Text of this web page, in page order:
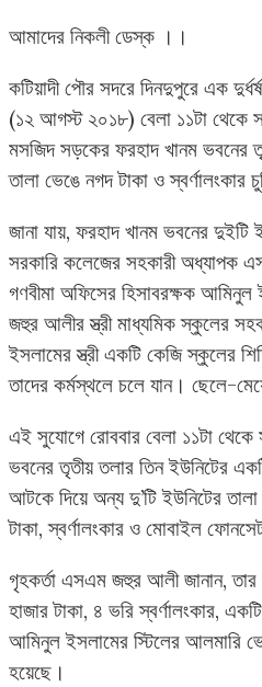
আমাদের নিকলী ডেস্ক ।।
কটিয়াদী পৌর সদরে দিনদুপুরে এক
(১২ আগস্ট ২০১৮) বেলা ১১টা থেকে
মসজিদ সড়কের ফরহাদ খানম ভবনের
তালা ভেঙে নগদ টাকা ও স্বর্ণালংকার
জানা যায়, ফরহাদ খানম ভবনের দুইটি
সরকারি কলেজের সহকারী অধ্যাপক
গণবীমা অফিসের হিসাবরক্ষক
জহুর আলীর স্ত্রী মাধ্যমিক স্কুলের
ইসলামের স্ত্রী একটি কেজি স্কুলের
তাদের কর্মস্থলে চলে যান। ছেলে-
এই সুযোগে রোববার বেলা ১১টা
ভবনের তৃতীয় তলার তিন ইউনিটের
আটকে দিয়ে অন্য দু’টি ইউনিটের
টাকা, স্বর্ণালংকার ও মোবাইল
গৃহকর্তা এসএম জহুর আলী জানান,
হাজার টাকা, ৪ ভরি স্বর্ণালংকার,
আমিনুল ইসলামের স্টিলের আলমারি
হয়েছে।